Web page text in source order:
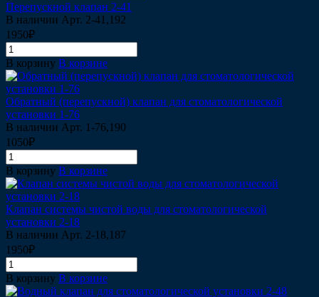
Перепускной клапан 2-41
В наличии Арт. 2-41,192
1950₽
В корзину В корзине
Обратный (перепускной) клапан для стоматологической
установки 1-76
В наличии Арт. 1-76,190
1050₽
В корзину В корзине
Клапан системы чистой воды для стоматологической
установки 2-18
В наличии Арт. 2-18,187
1950₽
В корзину В корзине